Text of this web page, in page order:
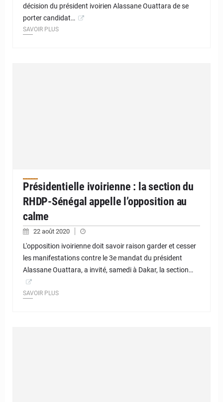
décision du président ivoirien Alassane Ouattara de se
porter candidat…
SAVOIR PLUS
Présidentielle ivoirienne : la section du
RHDP-Sénégal appelle l’opposition au
calme
22 août 2020
L'opposition ivoirienne doit savoir raison garder et cesser
les manifestations contre le 3e mandat du président
Alassane Ouattara, a invité, samedi à Dakar, la section…
SAVOIR PLUS